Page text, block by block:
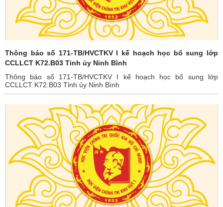
Thông báo số 171-TB/HVCTKV I kế hoạch học bổ sung lớp
CCLLCT K72.B03 Tỉnh ủy Ninh Bình
Thông báo số 171-TB/HVCTKV I kế hoạch học bổ sung lớp
CCLLCT K72.B03 Tỉnh ủy Ninh Bình